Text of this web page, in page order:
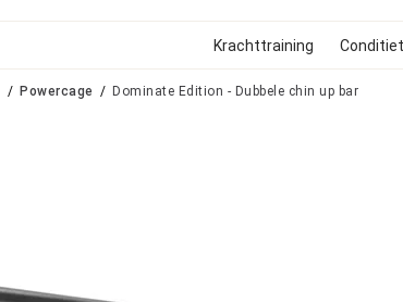
Krachttraining
Powercage Dominate Edition - Dubbele chin up bar